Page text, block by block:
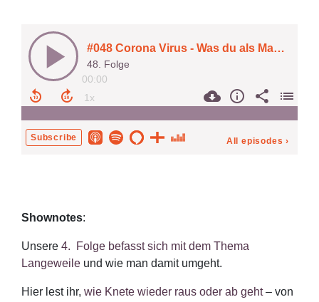
Shownotes:
Unsere 4. Folge befasst sich mit dem Thema
Langeweile und wie man damit umgeht.
Hier lest ihr, wie Knete wieder raus oder ab geht– von